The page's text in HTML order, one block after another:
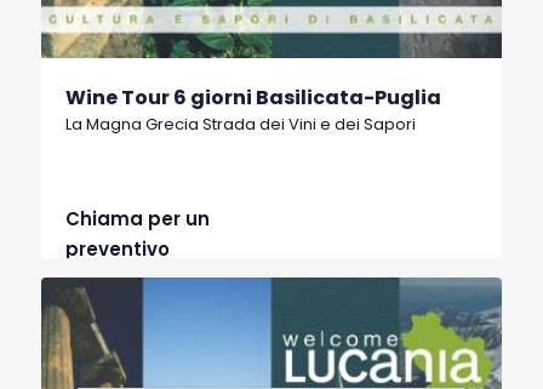
Wine Tour 6 giorni Basilicata-Puglia
La Magna Grecia Strada dei Vini e dei Sapori
Chiama per un
preventivo